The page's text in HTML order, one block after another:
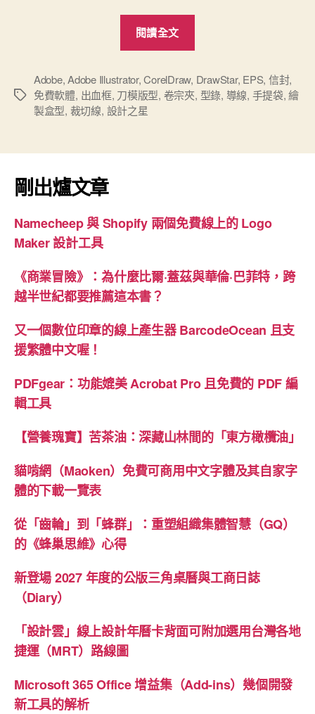
閱讀全文
計
之
標
Adobe,Adobe Illustrator,CorelDraw, DrawStar, EPS, 信封,
免費軟體, 出血框, 刀模版型, 卷宗夾, 型錄, 導線, 手提袋,繪
製盒型, 裁切線, 設計之星
剛出爐文章
Namecheep 與 Shopify 兩個免費線上的 Logo
Maker 設計工具
《商業冒險》：為什麼比爾·蓋茲與華倫·巴菲特，跨
越半世紀都要推薦這本書？
又一個數位印章的線上產生器 BarcodeOcean 且支
援繁體中文喔！
PDFgear：功能媲美 Acrobat Pro 且免費的 PDF 編
輯工具
【營養瑰寶】苦茶油：深藏山林間的「東方橄欖油」
貓啃網（Maoken）免費可商用中文字體及其自家字
體的下載一覽表
從「齒輪」到「蜂群」：重塑組織集體智慧（GQ）
的《蜂巢思維》心得
新登場 2027 年度的公版三角桌曆與工商日誌
（Diary）
「設計雲」線上設計年曆卡背面可附加選用台灣各地
捷運（MRT）路線圖
Microsoft 365 Office 增益集（Add-ins）幾個開發
新工具的解析